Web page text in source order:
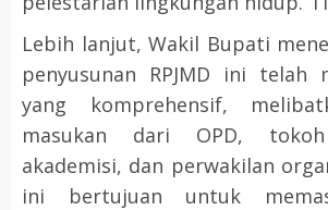
Lebih lanjut, Wakil Bupati
penyusunan RPJMD ini telah
yang komprehensif,
masukan dari OPD, tokoh
akademisi, dan perwakilan
ini bertujuan untuk